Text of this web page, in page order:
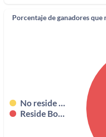
Porcentaje de ganadores que
No reside Bogotá
Reside Bogotá